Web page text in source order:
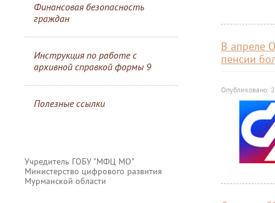
Финансовая безопасность
граждан
Инструкция по работе с
архивной справкой формы 9
Полезные ссылки
Учредитель ГОБУ "МФЦ МО"
Министерство цифрового развития
Мурманской области
В апреле
пенсии
Опубликовано: